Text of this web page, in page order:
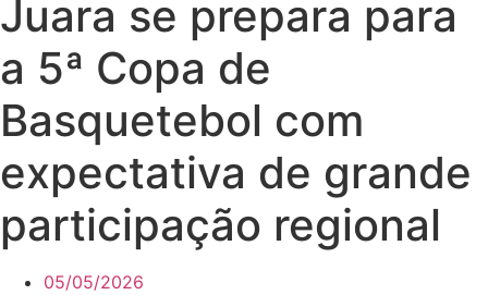
Juara se prepara para
a 5ª Copa de
Basquetebol com
expectativa de grande
participação regional
05/05/2026